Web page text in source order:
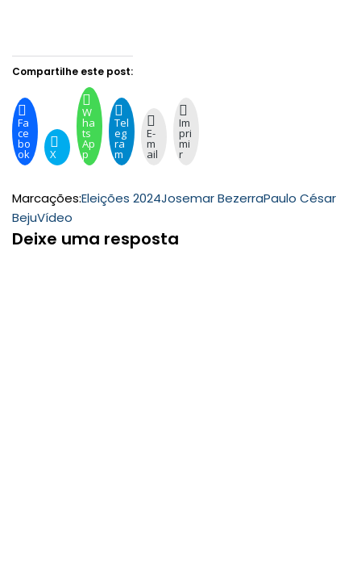
Compartilhe este post:
Fa
ce
bo
ok X
W
ha
ts
Ap
p
Tel
eg
ra
m
E-
m
ail
Im
pri
mi
r
Marcações:Eleições 2024Josemar BezerraPaulo César
BejuVídeo
Deixe uma resposta